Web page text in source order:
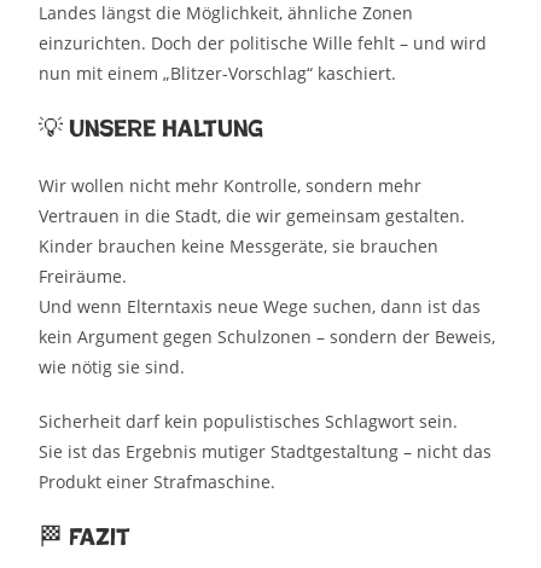
Landes längst die Möglichkeit, ähnliche Zonen
einzurichten. Doch der politische Wille fehlt – und wird
nun mit einem „Blitzer-Vorschlag“ kaschiert.
💡 Unsere Haltung
Wir wollen nicht mehr Kontrolle, sondern mehr
Vertrauen in die Stadt, die wir gemeinsam gestalten.
Kinder brauchen keine Messgeräte, sie brauchen
Freiräume.
Und wenn Elterntaxis neue Wege suchen, dann ist das
kein Argument gegen Schulzonen – sondern der Beweis,
wie nötig sie sind.
Sicherheit darf kein populistisches Schlagwort sein.
Sie ist das Ergebnis mutiger Stadtgestaltung – nicht das
Produkt einer Strafmaschine.
🏁 Fazit